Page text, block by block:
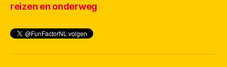
reizen en onderweg